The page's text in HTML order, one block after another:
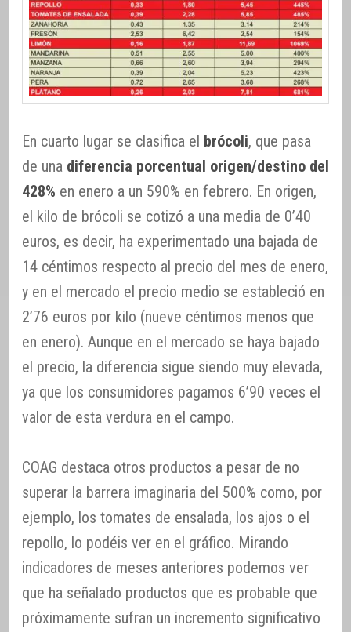
En cuarto lugar se clasifica el brócoli, que pasa
de una diferencia porcentual origen/destino del
428% en enero a un 590% en febrero. En origen,
el kilo de brócoli se cotizó a una media de 0’40
euros, es decir, ha experimentado una bajada de
14 céntimos respecto al precio del mes de enero,
y en el mercado el precio medio se estableció en
2’76 euros por kilo (nueve céntimos menos que
en enero). Aunque en el mercado se haya bajado
el precio, la diferencia sigue siendo muy elevada,
ya que los consumidores pagamos 6’90 veces el
valor de esta verdura en el campo.
COAG destaca otros productos a pesar de no
superar la barrera imaginaria del 500% como, por
ejemplo, los tomates de ensalada, los ajos o el
repollo, lo podéis ver en el gráfico. Mirando
indicadores de meses anteriores podemos ver
que ha señalado productos que es probable que
próximamente sufran un incremento significativo